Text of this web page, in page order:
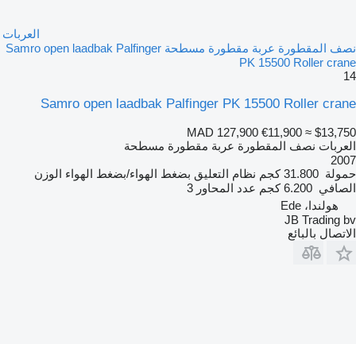
العربات
نصف المقطورة عربة مقطورة مسطحة Samro open laadbak Palfinger
PK 15500 Roller crane
14
Samro open laadbak Palfinger PK 15500 Roller crane
MAD 127,900 €11,900 ≈ $13,750
العربات نصف المقطورة عربة مقطورة مسطحة
2007
حمولة 31.800 كجم نظام التعليق بضغط الهواء/بضغط الهواء الوزن
الصافي 6.200 كجم عدد المحاور 3
هولندا، Ede
JB Trading bv
الاتصال بالبائع